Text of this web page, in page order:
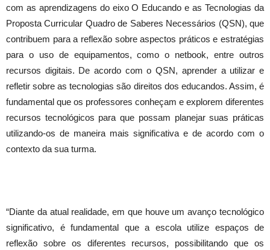
com as aprendizagens do eixo O Educando e as Tecnologias da
Proposta Curricular Quadro de Saberes Necessários (QSN), que
contribuem para a reflexão sobre aspectos práticos e estratégias
para o uso de equipamentos, como o netbook, entre outros
recursos digitais. De acordo com o QSN, aprender a utilizar e
refletir sobre as tecnologias são direitos dos educandos. Assim, é
fundamental que os professores conheçam e explorem diferentes
recursos tecnológicos para que possam planejar suas práticas
utilizando-os de maneira mais significativa e de acordo com o
contexto da sua turma.
“Diante da atual realidade, em que houve um avanço tecnológico
significativo, é fundamental que a escola utilize espaços de
reflexão sobre os diferentes recursos, possibilitando que os